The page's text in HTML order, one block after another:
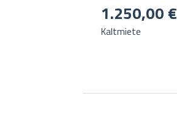
1.250,00 €
Kaltmiete